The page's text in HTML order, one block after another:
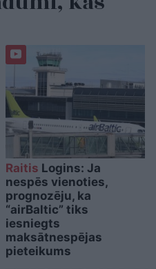
Raitis Logins: Ja
nespēs vienoties,
prognozēju, ka
“airBaltic” tiks
iesniegts
maksātnespējas
pieteikums